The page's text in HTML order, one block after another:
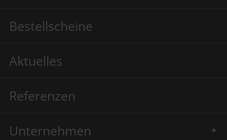
Bestellscheine
Aktuelles
Referenzen
Unternehmen